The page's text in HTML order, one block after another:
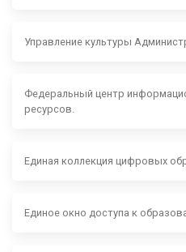
Управление культуры
Федеральный центр
ресурсов.
Единая коллекция цифровых
Единое окно доступа к